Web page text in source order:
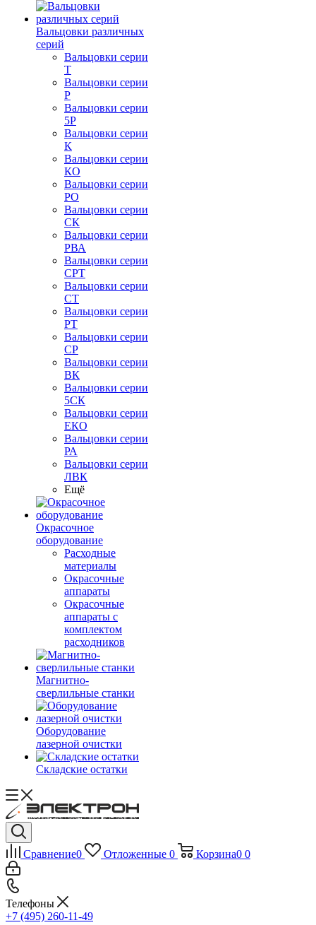
Вальцовки различных
серий
Вальцовки серии
Т
Вальцовки серии
Р
Вальцовки серии
5Р
Вальцовки серии
К
Вальцовки серии
КО
Вальцовки серии
РО
Вальцовки серии
СК
Вальцовки серии
РВА
Вальцовки серии
СРТ
Вальцовки серии
СТ
Вальцовки серии
РТ
Вальцовки серии
СР
Вальцовки серии
ВК
Вальцовки серии
5СК
Вальцовки серии
ЕКО
Вальцовки серии
РА
Вальцовки серии
ЛВК
Ещё
Окрасочное
оборудование
Расходные
материалы
Окрасочные
аппараты
Окрасочные
аппараты с
комплектом
расходников
Магнитно-
сверлильные станки
Оборудование
лазерной очистки
Складские остатки
Сравнение0 Отложенные 0 Корзина0 0
Телефоны
+7 (495) 260-11-49